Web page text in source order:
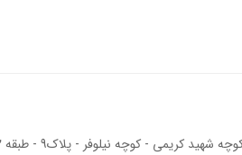
2 - کدپستی:1453735484 شرکت آریارپیتون آقای محمود محرمی